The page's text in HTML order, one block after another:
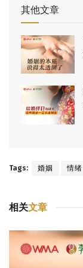
其他文章
Tags: 婚姻 情绪
相关文章